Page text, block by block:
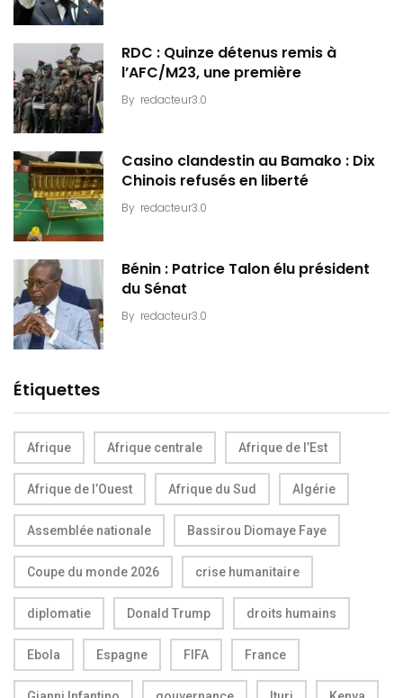
RDC : Quinze détenus remis à
l’AFC/M23, une première
By redacteur3.0
Casino clandestin au Bamako : Dix
Chinois refusés en liberté
By redacteur3.0
Bénin : Patrice Talon élu président
du Sénat
By redacteur3.0
Étiquettes
Afrique Afrique centrale Afrique de l’Est
Afrique de l’Ouest Afrique du Sud Algérie
Assemblée nationale Bassirou Diomaye Faye
Coupe du monde 2026 crise humanitaire
diplomatie Donald Trump droits humains
Ebola Espagne FIFA France